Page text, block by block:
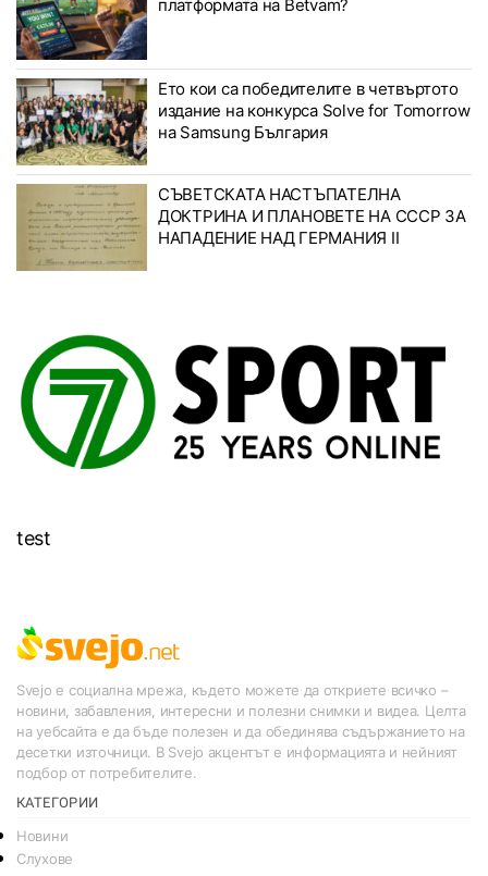
платформата на Betvam?
Ето кои са победителите в четвъртото
издание на конкурса Solve for Tomorrow
на Samsung България
СЪВЕТСКАТА НАСТЪПАТЕЛНА
ДОКТРИНА И ПЛАНОВЕТЕ НА СССР ЗА
НАПАДЕНИЕ НАД ГЕРМАНИЯ II
test
Svejo е социална мрежа, където можете да откриете всичко –
новини, забавления, интересни и полезни снимки и видеа. Целта
на уебсайта е да бъде полезен и да обединява съдържанието на
десетки източници. В Svejo акцентът е информацията и нейният
подбор от потребителите.
КАТЕГОРИИ
Новини
Слухове